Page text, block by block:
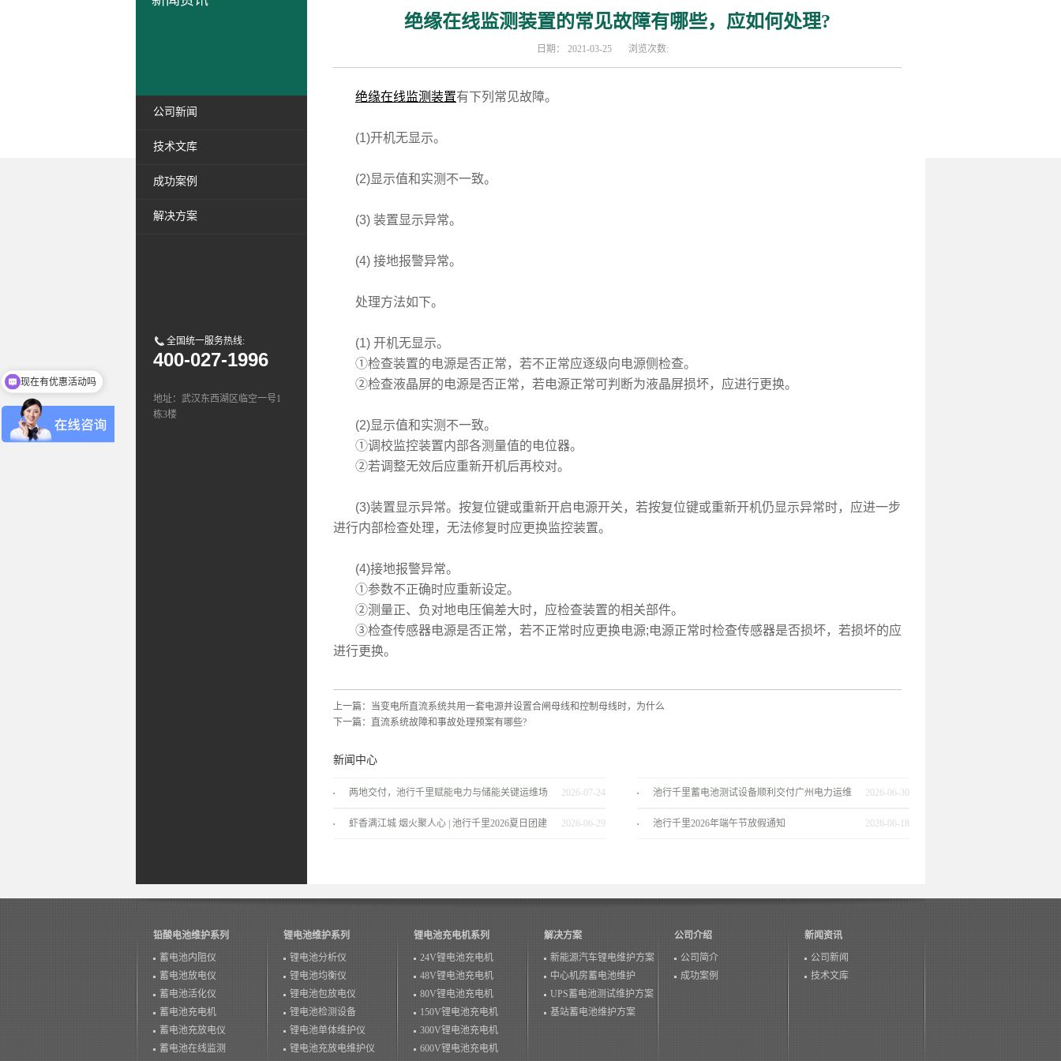
公司新闻
技术文库
成功案例
解决方案
全国统一服务热线:
400-027-1996
地址：武汉东西湖区临空一号1
栋3楼
绝缘在线监测装置的常见故障有哪些，应如何处理?
日期： 2021-03-25 浏览次数:
绝缘在线监测装置有下列常见故障。
(1)开机无显示。
(2)显示值和实测不一致。
(3) 装置显示异常。
(4) 接地报警异常。
处理方法如下。
(1) 开机无显示。
①检查装置的电源是否正常，若不正常应逐级向电源侧检查。
②检查液晶屏的电源是否正常，若电源正常可判断为液晶屏损坏，应进行更换。
(2)显示值和实测不一致。
①调校监控装置内部各测量值的电位器。
②若调整无效后应重新开机后再校对。
(3)装置显示异常。按复位键或重新开启电源开关，若按复位键或重新开机仍显示异常时，应进一步
进行内部检查处理，无法修复时应更换监控装置。
(4)接地报警异常。
①参数不正确时应重新设定。
②测量正、负对地电压偏差大时，应检查装置的相关部件。
③检查传感器电源是否正常，若不正常时应更换电源;电源正常时检查传感器是否损坏，若损坏的应
进行更换。
上一篇： 当变电所直流系统共用一套电源并设置合闸母线和控制母线时，为什么
下一篇：
直流系统故障和事故处理预案有哪些?
新闻中心
两地交付，池行千里赋能电力与储能关键运维场
景！
2026-07-24 池行千里蓄电池测试设备顺利交付广州电力运维
服务商
2026-06-30
虾香满江城 烟火聚人心 | 池行千里2026夏日团建 2026-06-29 池行千里2026年端午节放假通知 2026-06-18
铅酸电池维护系列
蓄电池内阻仪
蓄电池放电仪
蓄电池活化仪
蓄电池充电机
蓄电池充放电仪
蓄电池在线监测
锂电池维护系列
锂电池分析仪
锂电池均衡仪
锂电池包放电仪
锂电池检测设备
锂电池单体维护仪
锂电池充放电维护仪
锂电池充电机系列
24V锂电池充电机
48V锂电池充电机
80V锂电池充电机
150V锂电池充电机
300V锂电池充电机
600V锂电池充电机
解决方案
新能源汽车锂电维护方案
中心机房蓄电池维护
UPS蓄电池测试维护方案
基站蓄电池维护方案
公司介绍
公司简介
成功案例
新闻资讯
公司新闻
技术文库
现在有优惠活动吗